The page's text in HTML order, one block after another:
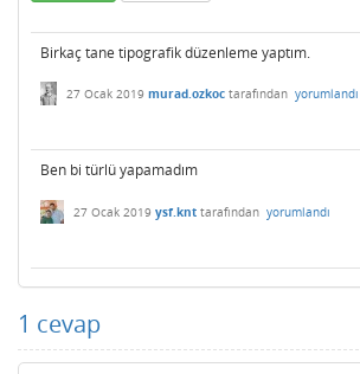
Birkaç tane tipografik düzenleme yaptım.
27 Ocak 2019 murad.ozkoc tarafından yorumlandı
Ben bi türlü yapamadım
27 Ocak 2019 ysf.knt tarafından yorumlandı
1 cevap